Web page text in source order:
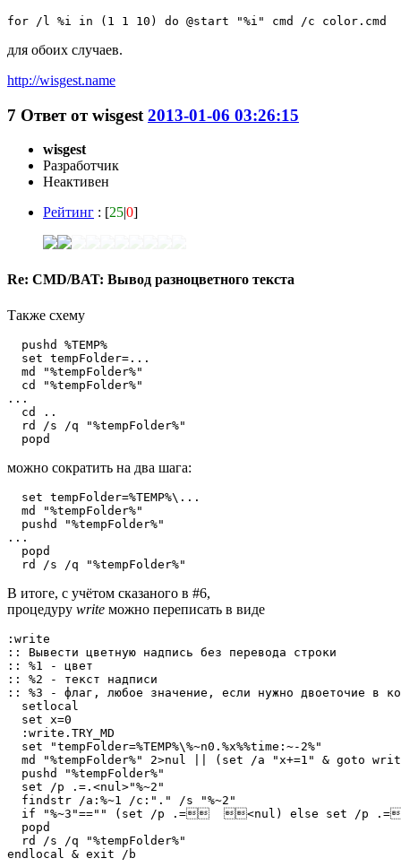
for /l %i in (1 1 10) do @start "%i" cmd /c color.cmd
для обоих случаев.
http://wisgest.name
7 Ответ отwisgest 2013-01-06 03:26:15
wisgest
Разработчик
Неактивен
Рейтинг : [25|0]
Re: CMD/BAT: Вывод разноцветного текста
Также схему
  pushd %TEMP%
  set tempFolder=...
  md "%tempFolder%"
  cd "%tempFolder%"
...
  cd ..
  rd /s /q "%tempFolder%"
  popd
можно сократить на два шага:
  set tempFolder=%TEMP%\...
  md "%tempFolder%"
  pushd "%tempFolder%"
...
  popd
  rd /s /q "%tempFolder%"
В итоге, с учётом сказаного в #6,
процедуру write можно переписать в виде
:write
:: Вывести цветную надпись без перевода строки
:: %1 - цвет
:: %2 - текст надписи
:: %3 - флаг, любое значение, если нужно двоеточие в
  setlocal
  set x=0
  :write.TRY_MD
  set "tempFolder=%TEMP%\%~n0.%x%%time:~-2%"
md "%tempFolder%" 2>nul || (set /a "x+=1" & goto
  pushd "%tempFolder%"
  set /p .=.<nul>"%~2"
  findstr /a:%~1 /c:"." /s "%~2"
if "%~3"=="" (set /p .=  <nul) else set /p
  popd
  rd /s /q "%tempFolder%"